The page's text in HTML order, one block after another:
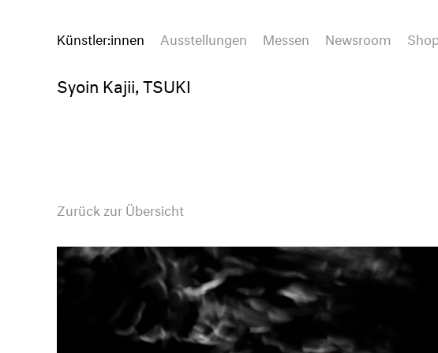
Künstler:innen Ausstellungen Messen Newsroom
Syoin Kajii, TSUKI
Zurück zur Übersicht